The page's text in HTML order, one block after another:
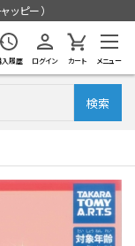
ッピー）
入履歴 ログイン カート メニュー
検索